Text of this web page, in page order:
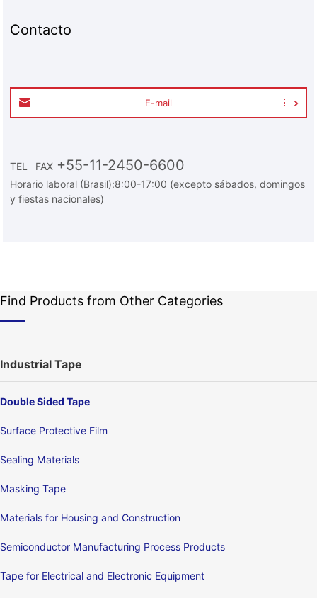
Contacto
E-mail
TEL FAX +55-11-2450-6600
Horario laboral (Brasil):8:00-17:00 (excepto sábados, domingos
y fiestas nacionales)
Find Products from Other Categories
Industrial Tape
Double Sided Tape
Surface Protective Film
Sealing Materials
Masking Tape
Materials for Housing and Construction
Semiconductor Manufacturing Process Products
Tape for Electrical and Electronic Equipment